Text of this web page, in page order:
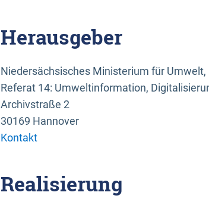
Herausgeber
Niedersächsisches Ministerium für Umwelt,
Referat 14: Umweltinformation,
Archivstraße 2
30169 Hannover
Kontakt
Realisierung